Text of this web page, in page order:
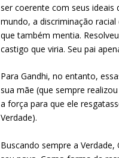
ser coerente com seus ideais
mundo, a discriminação
que também mentia.
castigo que viria. Seu pai
Para Gandhi, no entanto,
sua mãe (que sempre
a força para que ele
Verdade).
Buscando sempre a